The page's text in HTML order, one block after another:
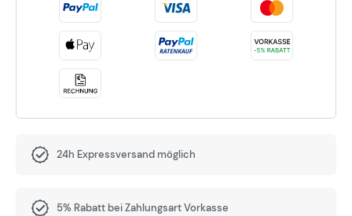
24h Expressversand möglich
5% Rabatt bei Zahlungsart Vorkasse